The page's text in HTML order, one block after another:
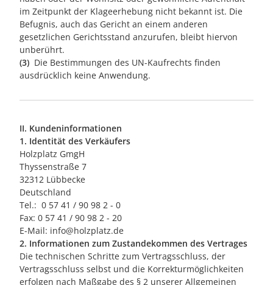
im Zeitpunkt der Klageerhebung nicht bekannt ist. Die
Befugnis, auch das Gericht an einem anderen
gesetzlichen Gerichtsstand anzurufen, bleibt hiervon
unberührt.
(3) Die Bestimmungen des UN-Kaufrechts finden
ausdrücklich keine Anwendung.
II. Kundeninformationen
1. Identität des Verkäufers
Holzplatz GmgH
Thyssenstraße 7
32312 Lübbecke
Deutschland
Tel.: 0 57 41 / 90 98 2 - 0
Fax: 0 57 41 / 90 98 2 - 20
E-Mail: info@holzplatz.de
2. Informationen zum Zustandekommen des Vertrages
Die technischen Schritte zum Vertragsschluss, der
Vertragsschluss selbst und die Korrekturmöglichkeiten
erfolgen nach Maßgabe des § 2 unserer Allgemeinen